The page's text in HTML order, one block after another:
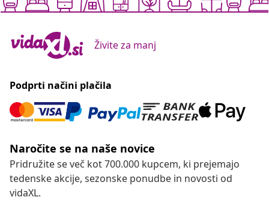
Živite za manj
Podprti načini plačila
Naročite se na naše novice
Pridružite se več kot 700.000 kupcem, ki prejemajo
tedenske akcije, sezonske ponudbe in novosti od
vidaXL.